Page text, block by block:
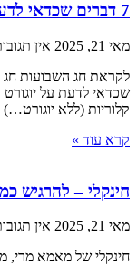
7 דברים שכדאי לדעת על יוגורט עיזים
מאי 21, 2025
אין
שכדאי לדעת על יוגורט
קלוריות (ללא יוגורט…)
קרא עוד »
חינקלי – להרגיש
מאי 21, 2025
אין
חינקלי של מאמא מרי,